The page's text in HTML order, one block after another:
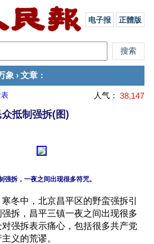
电子报 正體版
象 › 文章 ：
人气： 38,147
抵制强拆(图)
寒冬中，北京昌平区的野蛮强拆引
拆，昌平三镇一夜之间出现很多
强拆表示痛心，包括很多共产党
义的荒谬。